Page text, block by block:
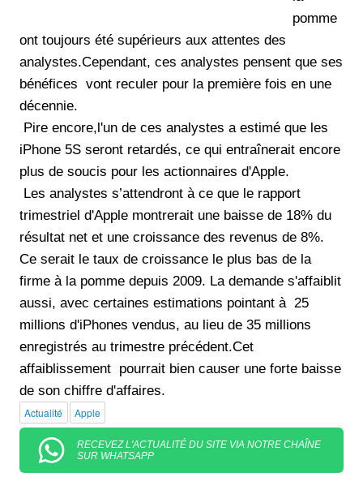
pomme
ont toujours été supérieurs aux attentes des
analystes.Cependant, ces analystes pensent que ses
bénéfices vont reculer pour la première fois en une
décennie.
Pire encore,l'un de ces analystes a estimé que les
iPhone 5S seront retardés, ce qui entraînerait encore
plus de soucis pour les actionnaires d'Apple.
Les analystes s’attendront à ce que le rapport
trimestriel d'Apple montrerait une baisse de 18% du
résultat net et une croissance des revenus de 8%.
Ce serait le taux de croissance le plus bas de la
firme à la pomme depuis 2009. La demande s'affaiblit
aussi, avec certaines estimations pointant à 25
millions d'iPhones vendus, au lieu de 35 millions
enregistrés au trimestre précédent.Cet
affaiblissement pourrait bien causer une forte baisse
de son chiffre d'affaires.
Actualité Apple
RECEVEZ L'ACTUALITÉ DU SITE VIA NOTRE CHAÎNE
SUR WHATSAPP